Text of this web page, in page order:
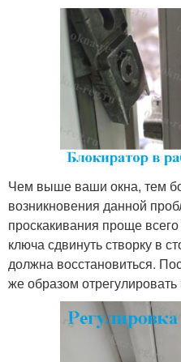
Чем выше ваши окна, тем
возникновения данной
проскакивания проще
ключа сдвинуть створку в
должна восстановиться.
же образом